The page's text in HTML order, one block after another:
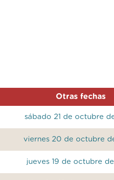
Otras fechas
sábado 21 de octubre
viernes 20 de octubre
jueves 19 de octubre